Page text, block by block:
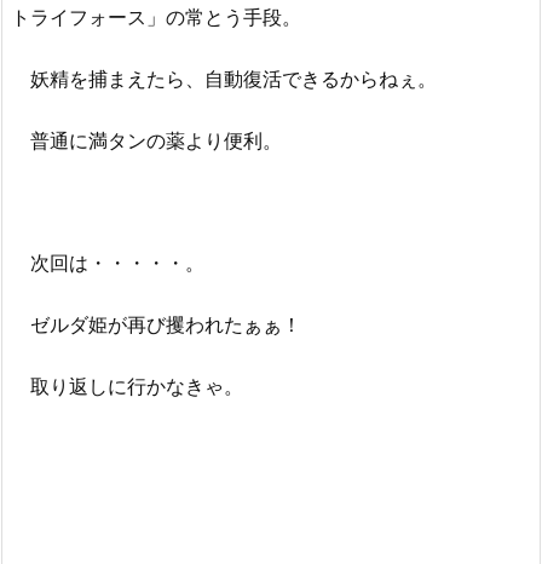
トライフォース」の常とう手段。
妖精を捕まえたら、自動復活できるからねぇ。
普通に満タンの薬より便利。
次回は・・・・・。
ゼルダ姫が再び攫われたぁぁ！
取り返しに行かなきゃ。